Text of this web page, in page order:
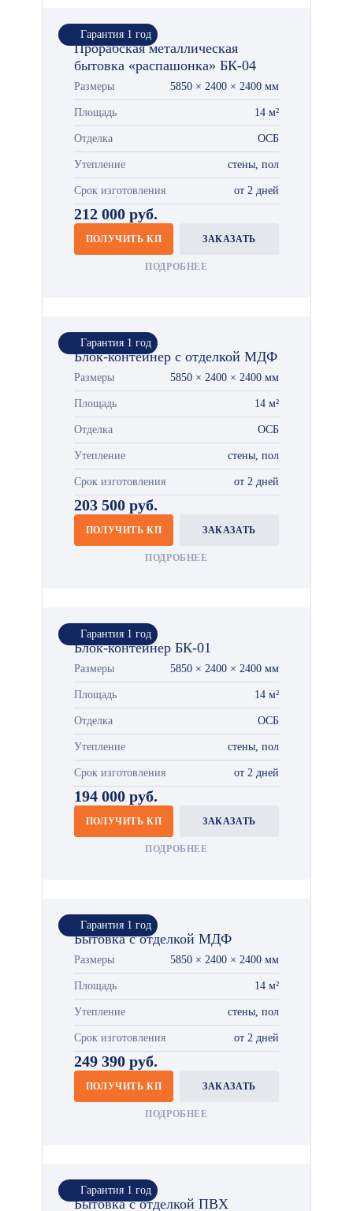
Гарантия 1 год
Прорабская металлическая
бытовка «распашонка» БК-04
Размеры 5850 × 2400 × 2400 мм
Площадь 14 м²
Отделка ОСБ
Утепление стены, пол
Срок изготовления от 2 дней
212 000 руб.
ПОЛУЧИТЬ КП ЗАКАЗАТЬ
ПОДРОБНЕЕ
Гарантия 1 год
Блок-контейнер с отделкой МДФ
Размеры 5850 × 2400 × 2400 мм
Площадь 14 м²
Отделка ОСБ
Утепление стены, пол
Срок изготовления от 2 дней
203 500 руб.
ПОЛУЧИТЬ КП ЗАКАЗАТЬ
ПОДРОБНЕЕ
Гарантия 1 год
Блок-контейнер БК-01
Размеры 5850 × 2400 × 2400 мм
Площадь 14 м²
Отделка ОСБ
Утепление стены, пол
Срок изготовления от 2 дней
194 000 руб.
ПОЛУЧИТЬ КП ЗАКАЗАТЬ
ПОДРОБНЕЕ
Гарантия 1 год
Бытовка с отделкой МДФ
Размеры 5850 × 2400 × 2400 мм
Площадь 14 м²
Утепление стены, пол
Срок изготовления от 2 дней
249 390 руб.
ПОЛУЧИТЬ КП ЗАКАЗАТЬ
ПОДРОБНЕЕ
Гарантия 1 год
Бытовка с отделкой ПВХ